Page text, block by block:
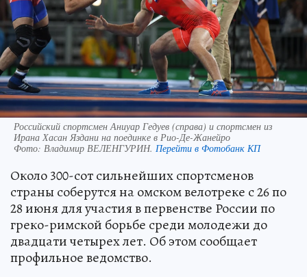
Российский спортсмен Аниуар Гедуев (справа) и спортсмен из
Ирана Хасан Яздани на поединке в Рио-Де-Жанейро
Фото: Владимир ВЕЛЕНГУРИН. Перейти в Фотобанк КП
Около 300-сот сильнейших спортсменов
страны соберутся на омском велотреке с 26 по
28 июня для участия в первенстве России по
греко-римской борьбе среди молодежи до
двадцати четырех лет. Об этом сообщает
профильное ведомство.